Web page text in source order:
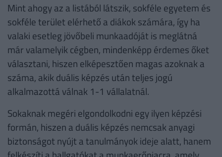
Mint ahogy az a listából látszik, sokféle egyetem és
sokféle terület elérhető a diákok számára, így ha
valaki esetleg jövőbeli munkaadóját is meglátná
már valamelyik cégben, mindenképp érdemes őket
választani, hiszen elképesztően magas azoknak a
száma, akik duális képzés után teljes jogú
alkalmazottá válnak 1-1 vállalatnál.
Sokaknak megéri elgondolkodni egy ilyen képzési
formán, hiszen a duális képzés nemcsak anyagi
biztonságot nyújt a tanulmányok ideje alatt, hanem